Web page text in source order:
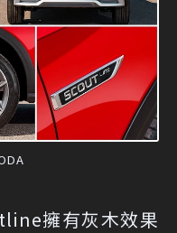
擁有灰木效果